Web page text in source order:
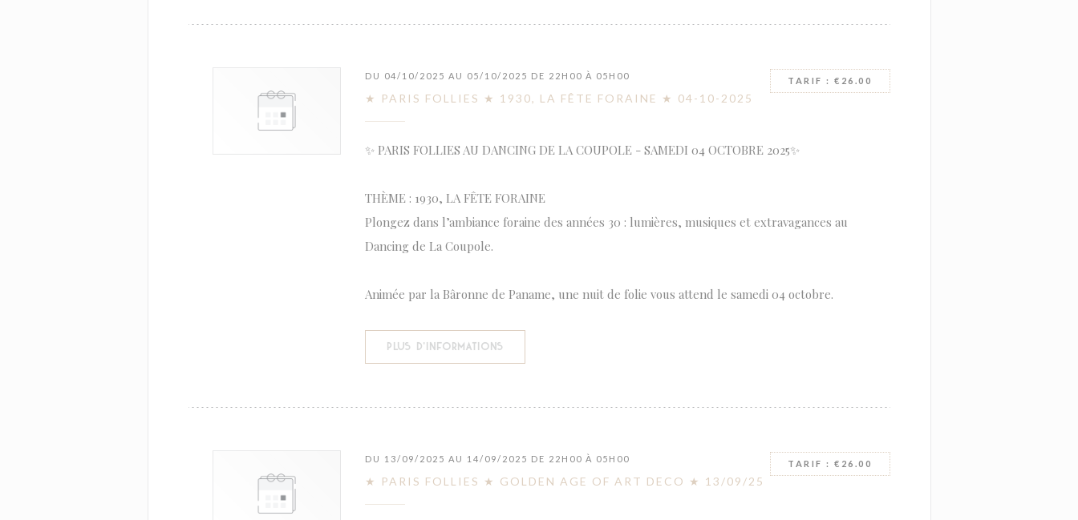
DU 04/10/2025 AU 05/10/2025 DE 22H00 À 05H00
★ PARIS FOLLIES ★ 1930, LA FÊTE FORAINE ★ 04-10-2025
TARIF : €26.00
✨ PARIS FOLLIES AU DANCING DE LA COUPOLE - SAMEDI 04 OCTOBRE 2025✨
THÈME : 1930, LA FÊTE FORAINE
Plongez dans l’ambiance foraine des années 30 : lumières, musiques et extravagances au
Dancing de La Coupole.
Animée par la Bâronne de Paname, une nuit de folie vous attend le samedi 04 octobre.
PLUS D'INFORMATIONS
DU 13/09/2025 AU 14/09/2025 DE 22H00 À 05H00
★ PARIS FOLLIES ★ GOLDEN AGE OF ART DECO ★ 13/09/25
TARIF : €26.00